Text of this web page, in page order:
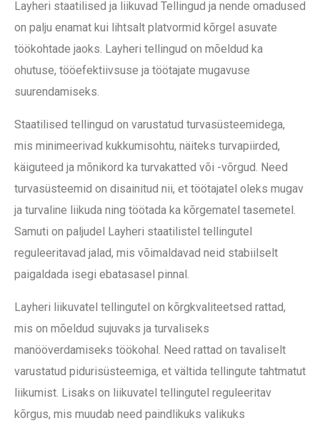
Layheri staatilised ja liikuvad Tellingud ja nende omadused
on palju enamat kui lihtsalt platvormid kõrgel asuvate
töökohtade jaoks. Layheri tellingud on mõeldud ka
ohutuse, tööefektiivsuse ja töötajate mugavuse
suurendamiseks.
Staatilised tellingud on varustatud turvasüsteemidega,
mis minimeerivad kukkumisohtu, näiteks turvapiirded,
käiguteed ja mõnikord ka turvakatted või -võrgud. Need
turvasüsteemid on disainitud nii, et töötajatel oleks mugav
ja turvaline liikuda ning töötada ka kõrgematel tasemetel.
Samuti on paljudel Layheri staatilistel tellingutel
reguleeritavad jalad, mis võimaldavad neid stabiilselt
paigaldada isegi ebatasasel pinnal.
Layheri liikuvatel tellingutel on kõrgkvaliteetsed rattad,
mis on mõeldud sujuvaks ja turvaliseks
manööverdamiseks töökohal. Need rattad on tavaliselt
varustatud pidurisüsteemiga, et vältida tellingute tahtmatut
liikumist. Lisaks on liikuvatel tellingutel reguleeritav
kõrgus, mis muudab need paindlikuks valikuks